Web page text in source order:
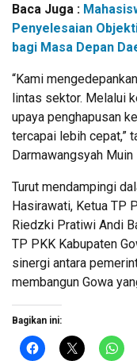
Baca Juga :
Penyelesaian
bagi Masa Depan
“Kami
lintas sektor. Melalui
upaya penghapusan
tercapai lebih cepat,”
Darmawangsyah Muin
Turut mendampingi
Hasirawati, Ketua TP
Riedzki Pratiwi Andi
TP PKK Kabupaten
sinergi antara
membangun Gowa
Bagikan ini: